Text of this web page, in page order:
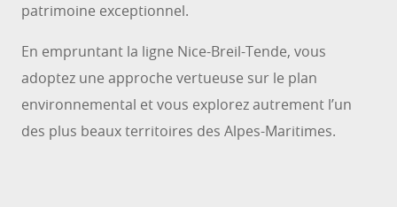
patrimoine exceptionnel.
En empruntant la ligne Nice-Breil-Tende, vous
adoptez une approche vertueuse sur le plan
environnemental et vous explorez autrement l’un
des plus beaux territoires des Alpes-Maritimes.